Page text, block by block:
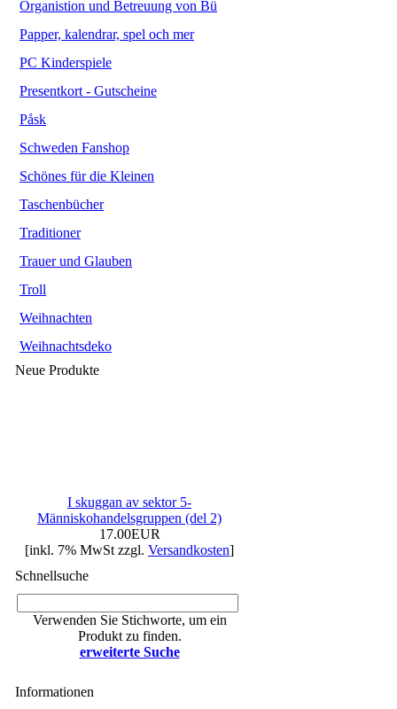
Organistion und Betreuung von Bü
Papper, kalendrar, spel och mer
PC Kinderspiele
Presentkort - Gutscheine
Påsk
Schweden Fanshop
Schönes für die Kleinen
Taschenbücher
Traditioner
Trauer und Glauben
Troll
Weihnachten
Weihnachtsdeko
Neue Produkte
I skuggan av sektor 5-
Människohandelsgruppen (del 2)
17.00EUR
[inkl. 7% MwSt zzgl. Versandkosten]
Schnellsuche
Verwenden Sie Stichworte, um ein
Produkt zu finden.
erweiterte Suche
Informationen